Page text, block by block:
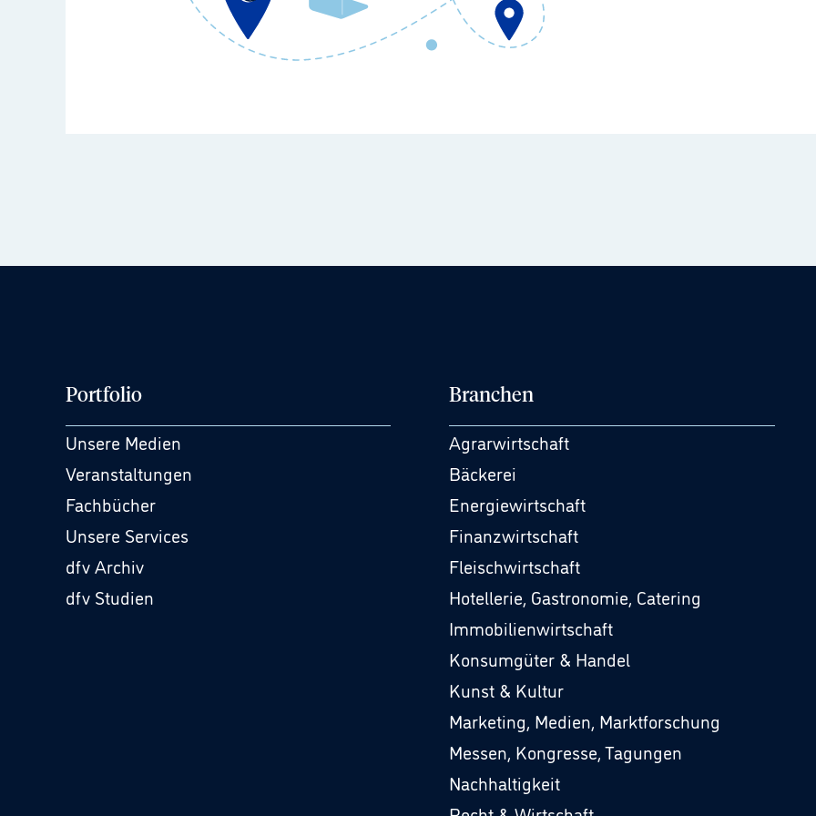
Portfolio
Unsere Medien
Veranstaltungen
Fachbücher
Unsere Services
dfv Archiv
dfv Studien
Branchen
Agrarwirtschaft
Bäckerei
Energiewirtschaft
Finanzwirtschaft
Fleischwirtschaft
Hotellerie, Gastronomie, Catering
Immobilienwirtschaft
Konsumgüter & Handel
Kunst & Kultur
Marketing, Medien, Marktforschung
Messen, Kongresse, Tagungen
Nachhaltigkeit